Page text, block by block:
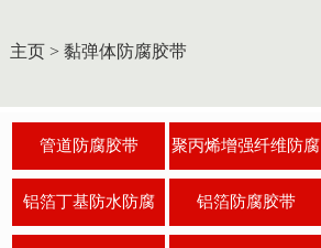
主页> 黏弹体防腐胶带
管道防腐胶带 聚丙烯增强纤维防腐
胶带
铝箔丁基防水防腐 铝箔防腐胶带